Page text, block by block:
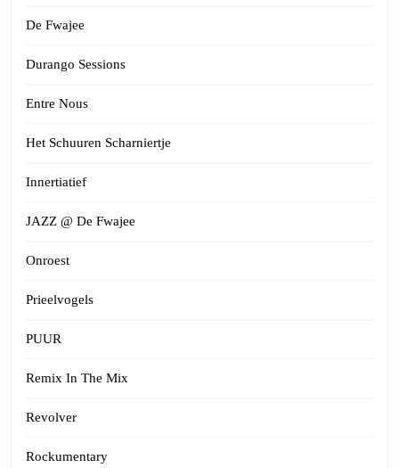
De Fwajee
Durango Sessions
Entre Nous
Het Schuuren Scharniertje
Innertiatief
JAZZ @ De Fwajee
Onroest
Prieelvogels
PUUR
Remix In The Mix
Revolver
Rockumentary